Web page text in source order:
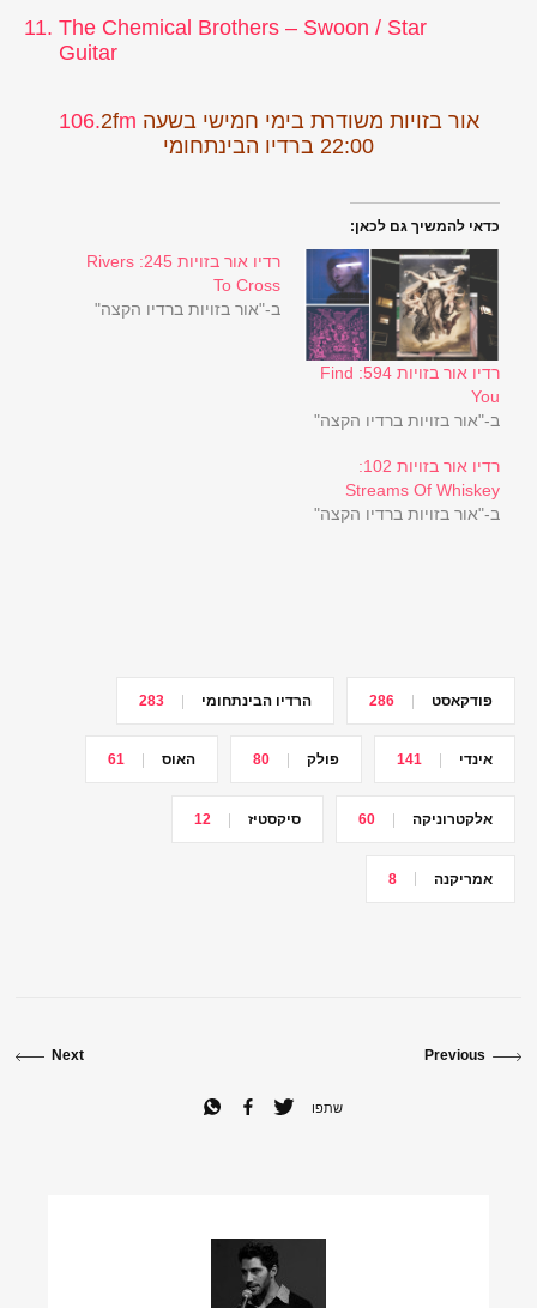
The Chemical Brothers – Swoon / Star
Guitar
106.2fm
22:00 ברדיו הבינתחומי
כדאי להמשיך גם לכאן:
רדיו אור בזויות 594: Find
You
ב-"אור בזויות ברדיו הקצה"
רדיו אור בזויות 245: Rivers
To Cross
ב-"אור בזויות ברדיו הקצה"
רדיו אור בזויות 102:
Streams Of Whiskey
ב-"אור בזויות ברדיו הקצה"
פודקאסט 286 הרדיו הבינתחומי 283
אינדי 141 פולק 80 האוס 61
אלקטרוניקה 60 סיקסטיז 12
אמריקנה 8
Previous
Next
שתפו